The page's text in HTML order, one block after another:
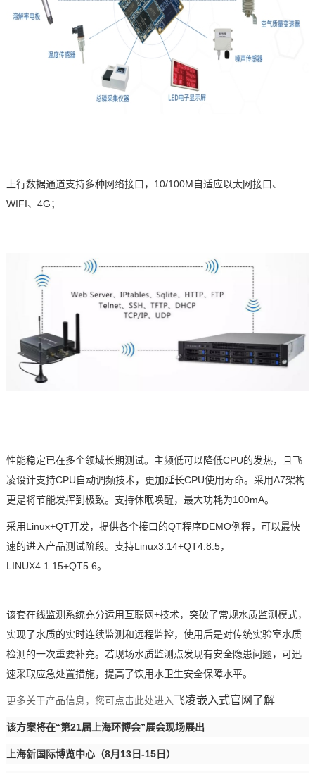
上行数据通道支持多种网络接口， 10/100M自适应以太网接口、
WIFI、 4G；
性能稳定已在多个领域长期测试。主频低可以降低CPU的发热，且 飞
凌设计支持CPU自动调频技术，更加延长CPU使用寿命。采用A7架构
更是将节能发挥到极致。支持休眠唤醒，最大功耗为100mA。
采用Linux+QT开发，提供各个接口的QT程序DEMO例程，可以最快
速的进入产品测试阶段。支持Linux3.14+QT4.8.5，
LINUX4.1.15+QT5.6。
该套在线监测系统充分运用互联网+技术，突破了常规水质监测模式，
实现了水质的实时连续监测和远程监控，使用后是对传统实验室水质
检测的一次重要补充。若现场水质监测点发现有安全隐患问题，可迅
速采取应急处置措施，提高了饮用水卫生安全保障水平。
更多关于产品信息，您可点击此处进入飞凌嵌入式官网了解
该方案将在“第21届 上海环博会”展会现场展出
上海新国际博览中心（8月13日-15日）